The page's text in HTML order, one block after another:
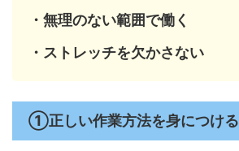
・無理のない範囲で働く
・ストレッチを欠かさない
①正しい作業方法を身につける